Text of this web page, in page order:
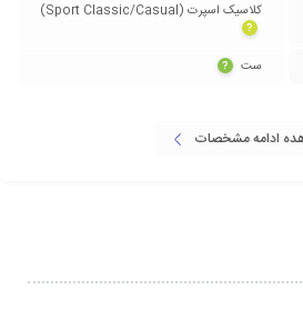
کلاسیک اسپرت (Sport Classic/Casual)‏
?
ست‏ ?
ادامه مشخصات